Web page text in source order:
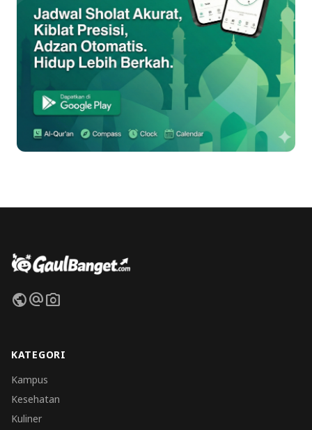
publicalternate_emailphoto_camera
KATEGORI
Kampus
Kesehatan
Kuliner